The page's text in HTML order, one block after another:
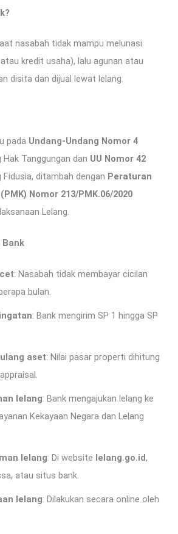
nasabah tidak mampu melunasi
kredit usaha), lalu agunan atau
disita dan dijual lewat lelang.
pada Undang-Undang Nomor 4
Tanggungan dan UU Nomor 42
ditambah dengan Peraturan
Nomor 213/PMK.06/2020
Lelang.
Bank
: Nasabah tidak membayar cicilan
bulan.
: Bank mengirim SP 1 hingga SP
aset: Nilai pasar properti dihitung
lelang: Bank mengajukan lelang ke
Kekayaan Negara dan Lelang
lelang: Di website lelang.go.id,
atau situs bank.
lelang: Dilakukan secara online oleh